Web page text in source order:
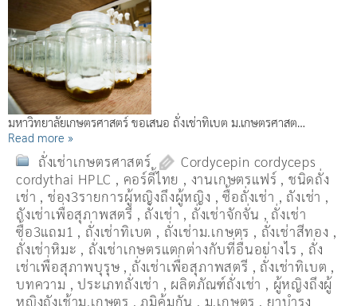
มหาวิทยาลัยเกษตรศาสตร์ ขอเสนอ ถั่งเช่าทิเบต ม.เกษตรศาสต…
Read more »
ถั่งเช่าเกษตรศาสตร์
Cordycepin cordyceps
cordythai HPLC , คอร์ดี้ไทย , งานเกษตรแฟร์ , ชนิดถั่ง
เช่า , ช่อง3รายการผู้หญิงถึงผู้หญิง ,ซื้อถั่งเช่า , ถังเช่า ,
ถังเช่าเพื่อสุภาพสตรี , ถั่งเช่า , ถั่งเช่าจักจั่น , ถั่งเช่า
ซื้อ3แถม1 , ถั่งเช่าทิเบต , ถั่งเช่าม.เกษตร , ถั่งเช่าสีทอง ,
ถั่งเช่าหิมะ , ถั่งเช่าเกษตรแตกต่างกับที่อื่นอย่างไร , ถั่ง
เช่าเพื่อสุภาพบุรุษ , ถั่งเช่าเพื่อสุภาพสตรี , ถั่่งเช่าทิเบต ,
บทความ ,ประเภทถั่งเช่า , ผลิตภัณฑ์ถั่งเช่า , ผู้หญิงถึงผู้
หญิงถังเช้าม.เกษตร ,ภูมิคุ้มกัน , ม.เกษตร , ยาบำรุง